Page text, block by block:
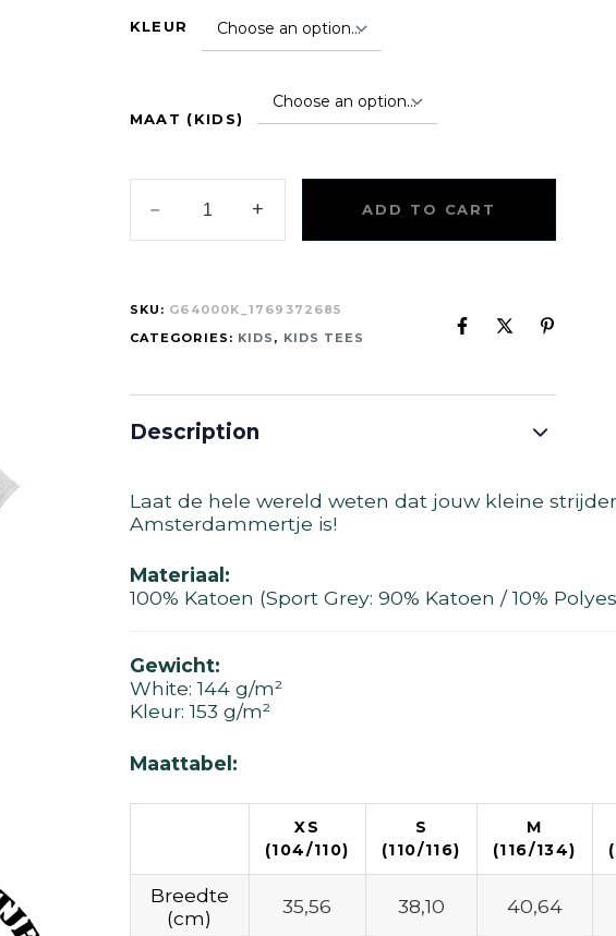
KLEUR
MAAT (KIDS)
ADD TO CART
SKU: G64000K_1769372685
CATEGORIES: KIDS , KIDS TEES
Description
Laat de hele wereld weten dat jouw kleine
Amsterdammertje is!
Materiaal:
100% Katoen (Sport Grey: 90% Katoen / 10%
Gewicht:
White: 144 g/m²
Kleur: 153 g/m²
Maattabel:
XS
(104/110)
S
(110/116)
M
(116/134)
Breedte
(cm)
35,56 38,10 40,64